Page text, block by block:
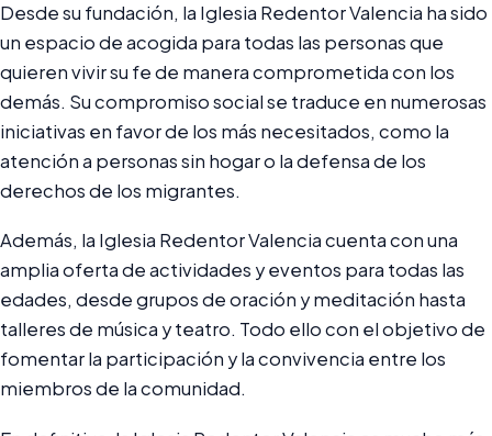
Desde su fundación, la Iglesia Redentor Valencia ha sido
un espacio de acogida para todas las personas que
quieren vivir su fe de manera comprometida con los
demás. Su compromiso social se traduce en numerosas
iniciativas en favor de los más necesitados, como la
atención a personas sin hogar o la defensa de los
derechos de los migrantes.
Además, la Iglesia Redentor Valencia cuenta con una
amplia oferta de actividades y eventos para todas las
edades, desde grupos de oración y meditación hasta
talleres de música y teatro. Todo ello con el objetivo de
fomentar la participación y la convivencia entre los
miembros de la comunidad.